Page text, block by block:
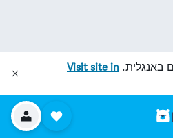
באנגלית. Visit site in